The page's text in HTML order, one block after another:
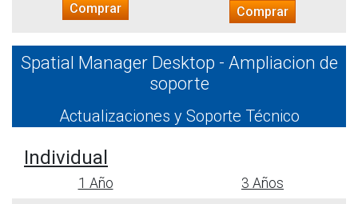
Comprar Comprar
Spatial Manager Desktop - Ampliacion de
soporte
Actualizaciones y Soporte Técnico
Individual
1 Año
3 Años